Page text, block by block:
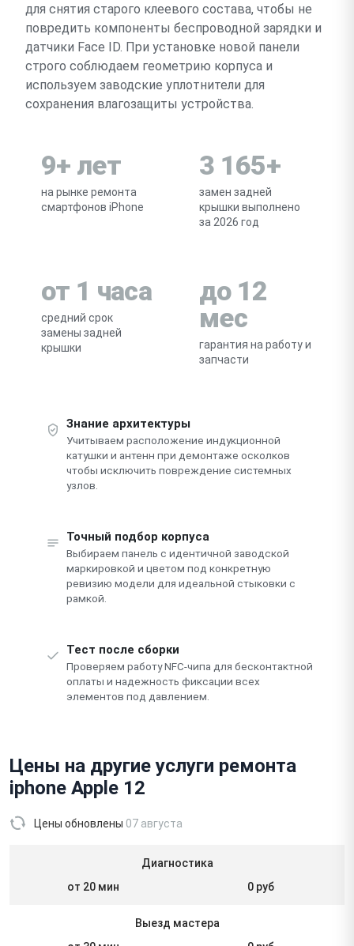
для снятия старого клеевого состава, чтобы не
повредить компоненты беспроводной зарядки и
датчики Face ID. При установке новой панели
строго соблюдаем геометрию корпуса и
используем заводские уплотнители для
сохранения влагозащиты устройства.
9+ лет
на рынке ремонта
смартфонов iPhone
3 165+
замен задней
крышки выполнено
за 2026 год
от 1 часа
средний срок
замены задней
крышки
до 12
мес
гарантия на работу и
запчасти
Знание архитектуры
Учитываем расположение индукционной
катушки и антенн при демонтаже осколков
чтобы исключить повреждение системных
узлов.
Точный подбор корпуса
Выбираем панель с идентичной заводской
маркировкой и цветом под конкретную
ревизию модели для идеальной стыковки с
рамкой.
Тест после сборки
Проверяем работу NFC-чипа для бесконтактной
оплаты и надежность фиксации всех
элементов под давлением.
Цены на другие услуги ремонта
iphone Apple 12
Цены обновлены 07 августа
Диагностика
от 20 мин
0 руб
Выезд мастера